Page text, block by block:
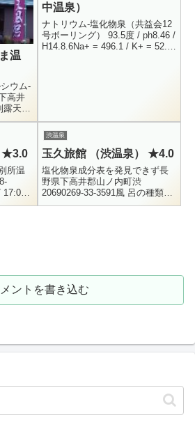
温
ウム-
高井
露天風
-
賀道
中温泉）
ナトリウム-塩化物泉（共益会12
号ボーリング） 93.5度 / ph8.46 /
H14.8.6Na+ = 496.1 / K+ = 52.8
★3.0
所温
17:00-
17:0...
渋温泉
玉久旅館 （渋温泉） ★4.0
塩化物泉成分表を発見できず長
野県下高井郡山ノ内町渋
20690269-33-3591風 呂の種類
500円営業時間 要相談友人が渋
ントを書き込む